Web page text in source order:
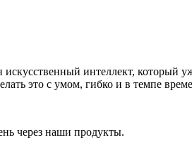
интеллект, который
это с умом, гибко и в темпе
через наши продукты.